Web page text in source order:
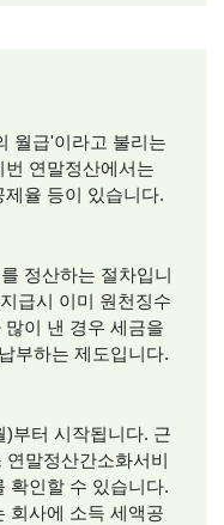
월급'이라고 불리는
연말정산에서는
율 등이 있습니다.
정산하는 절차입니
급시 이미 원천징수
이 낸 경우 세금을
부하는 제도입니다.
)부터 시작됩니다. 근
말정산간소화서비
확인할 수 있습니다.
회사에 소득 세액공